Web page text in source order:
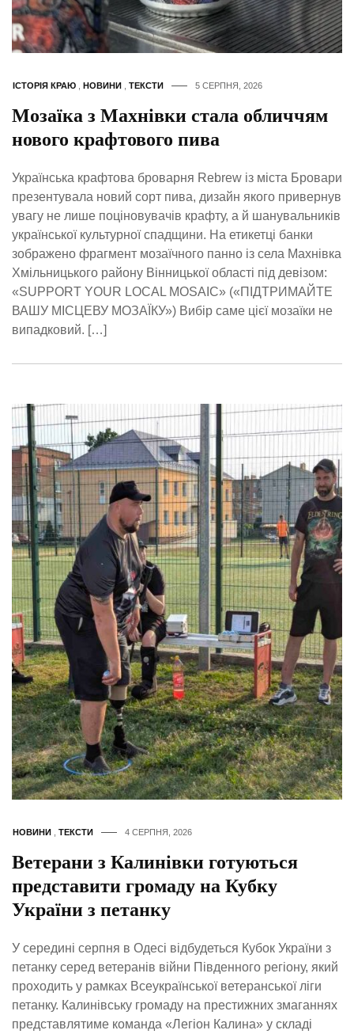
ІСТОРІЯ КРАЮ , НОВИНИ , ТЕКСТИ 5 СЕРПНЯ, 2026
Мозаїка з Махнівки стала обличчям
нового крафтового пива
Українська крафтова броварня Rebrew із міста Бровари
презентувала новий сорт пива, дизайн якого привернув
увагу не лише поціновувачів крафту, а й шанувальників
української культурної спадщини. На етикетці банки
зображено фрагмент мозаїчного панно із села Махнівка
Хмільницького району Вінницької області під девізом:
«SUPPORT YOUR LOCAL MOSAIC» («ПІДТРИМАЙТЕ
ВАШУ МІСЦЕВУ МОЗАЇКУ») Вибір саме цієї мозаїки не
випадковий. […]
НОВИНИ ТЕКСТИ 4 СЕРПНЯ, 2026
Ветерани з Калинівки готуються
представити громаду на Кубку
України з петанку
У середині серпня в Одесі відбудеться Кубок України з
петанку серед ветеранів війни Південного регіону, який
проходить у рамках Всеукраїнської ветеранської ліги
петанку. Калинівську громаду на престижних змаганнях
представлятиме команда «Легіон Калина» у складі